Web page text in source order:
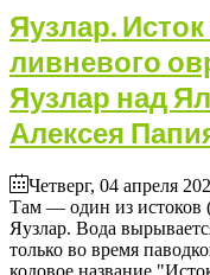
Яузлар.
ливневого
Яузлар над
Алексея
Четверг, 04 апреля
Там — один из истоков
Яузлар. Вода
только во время
кодовое название